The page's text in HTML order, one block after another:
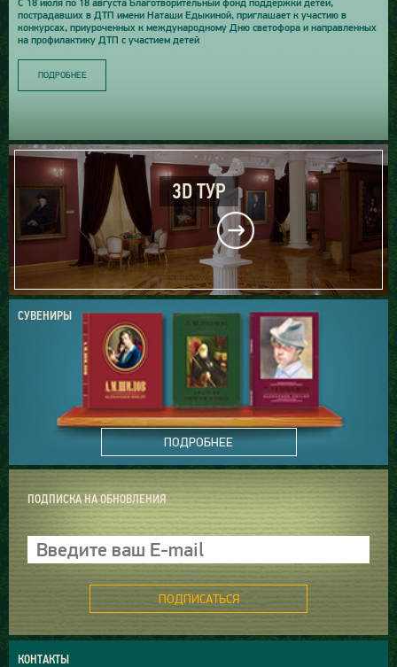
С 18 июля по 18 августа Благотворительный фонд поддержки детей,
пострадавших в ДТП имени Наташи Едыкиной, приглашает к участию в
конкурсах, приуроченных к международному Дню светофора и направленных
на профилактику ДТП с участием детей
ПОДРОБНЕЕ
3D ТУР
СУВЕНИРЫ
ПОДРОБНЕЕ
ПОДПИСКА НА ОБНОВЛЕНИЯ
ПОДПИСАТЬСЯ
КОНТАКТЫ